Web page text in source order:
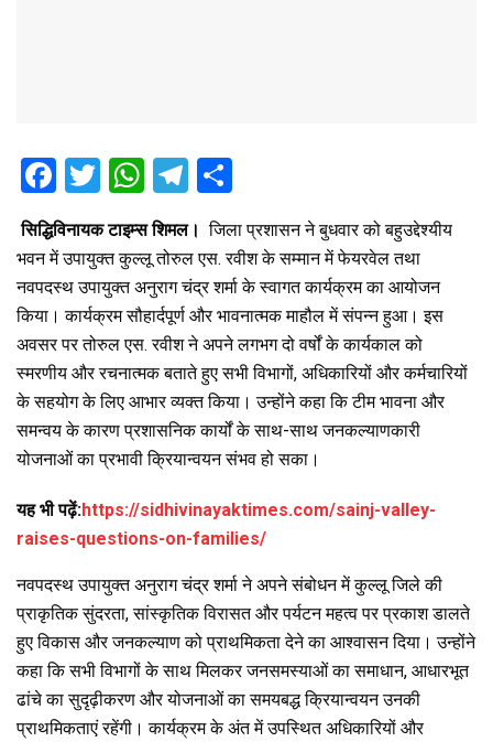
F
a
ce
b
o
o
k
T
tt
er
W
h
at
s
A
p
p
T
el
e
gr
a
m
ar
e
सिद्धिविनायक टाइम्स शिमल। जिला प्रशासन ने बुधवार को बहुउद्देश्यीय
भवन में उपायुक्त कुल्लू तोरुल एस. रवीश के सम्मान में फेयरवेल तथा
नवपदस्थ उपायुक्त अनुराग चंद्र शर्मा के स्वागत कार्यक्रम का आयोजन
किया। कार्यक्रम सौहार्दपूर्ण और भावनात्मक माहौल में संपन्न हुआ। इस
अवसर पर तोरुल एस. रवीश ने अपने लगभग दो वर्षों के कार्यकाल को
स्मरणीय और रचनात्मक बताते हुए सभी विभागों, अधिकारियों और कर्मचारियों
के सहयोग के लिए आभार व्यक्त किया। उन्होंने कहा कि टीम भावना और
समन्वय के कारण प्रशासनिक कार्यों के साथ-साथ जनकल्याणकारी
योजनाओं का प्रभावी क्रियान्वयन संभव हो सका।
यह भी पढ़ें:https://sidhivinayaktimes.com/sainj-valley-
raises-questions-on-families/
नवपदस्थ उपायुक्त अनुराग चंद्र शर्मा ने अपने संबोधन में कुल्लू जिले की
प्राकृतिक सुंदरता, सांस्कृतिक विरासत और पर्यटन महत्व पर प्रकाश डालते
हुए विकास और जनकल्याण को प्राथमिकता देने का आश्वासन दिया। उन्होंने
कहा कि सभी विभागों के साथ मिलकर जनसमस्याओं का समाधान, आधारभूत
ढांचे का सुदृढ़ीकरण और योजनाओं का समयबद्ध क्रियान्वयन उनकी
प्राथमिकताएं रहेंगी। कार्यक्रम के अंत में उपस्थित अधिकारियों और